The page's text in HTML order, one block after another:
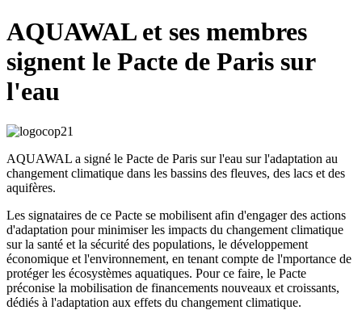
AQUAWAL et ses membres
signent le Pacte de Paris sur
l'eau
AQUAWAL a signé le Pacte de Paris sur l'eau sur l'adaptation au
changement climatique dans les bassins des fleuves, des lacs et des
aquifères.
Les signataires de ce Pacte se mobilisent afin d'engager des actions
d'adaptation pour minimiser les impacts du changement climatique
sur la santé et la sécurité des populations, le développement
économique et l'environnement, en tenant compte de l'mportance de
protéger les écosystèmes aquatiques. Pour ce faire, le Pacte
préconise la mobilisation de financements nouveaux et croissants,
dédiés à l'adaptation aux effets du changement climatique.